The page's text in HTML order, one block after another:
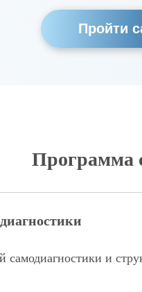
Пройти
Программа
самодиагностики и